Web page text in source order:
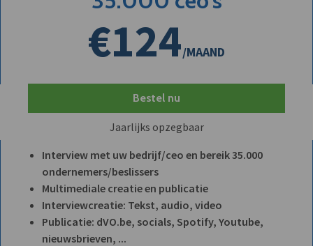
€124/MAAND
Bestel nu
Jaarlijks opzegbaar
Interview met uw bedrijf/ceo en bereik 35.000
ondernemers/beslissers
Multimediale creatie en publicatie
Interviewcreatie: Tekst, audio, video
Publicatie: dVO.be, socials, Spotify, Youtube,
nieuwsbrieven, ...